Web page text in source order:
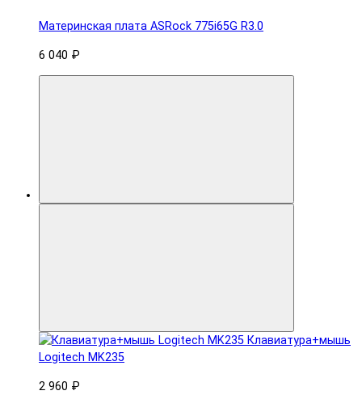
Материнская плата ASRock 775i65G R3.0
6 040 ₽
Клавиатура+мышь
Logitech MK235
2 960 ₽